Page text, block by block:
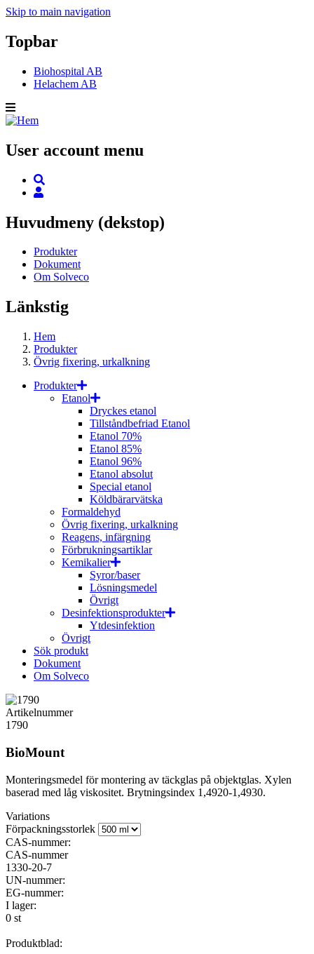
Skip to main navigation
Topbar
Biohospital AB
Helachem AB
User account menu
Huvudmeny (dekstop)
Produkter
Dokument
Om Solveco
Länkstig
Hem
Produkter
Övrig fixering, urkalkning
Produkter
Etanol
Dryckes etanol
Tillståndbefriad Etanol
Etanol 70%
Etanol 85%
Etanol 96%
Etanol absolut
Special etanol
Köldbärarvätska
Formaldehyd
Övrig fixering, urkalkning
Reagens, infärgning
Förbrukningsartiklar
Kemikalier
Syror/baser
Lösningsmedel
Övrigt
Desinfektionsprodukter
Ytdesinfektion
Övrigt
Sök produkt
Dokument
Om Solveco
Artikelnummer
1790
BioMount
Monteringsmedel för montering av täckglas på objektglas. Xylen
baserad med låg viskositet. Brytningsindex 1,4920-1,4930.
Variations
Förpackningsstorlek
CAS-nummer:
CAS-nummer
1330-20-7
UN-nummer:
EG-nummer:
I lager:
0 st
Produktblad: